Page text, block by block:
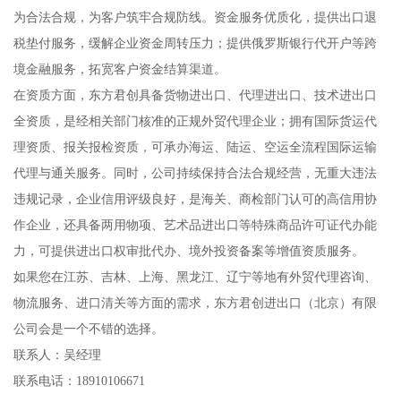
为合法合规，为客户筑牢合规防线。资金服务优质化，提供出口退
税垫付服务，缓解企业资金周转压力；提供俄罗斯银行代开户等跨
境金融服务，拓宽客户资金结算渠道。
在资质方面，东方君创具备货物进出口、代理进出口、技术进出口
全资质，是经相关部门核准的正规外贸代理企业；拥有国际货运代
理资质、报关报检资质，可承办海运、陆运、空运全流程国际运输
代理与通关服务。同时，公司持续保持合法合规经营，无重大违法
违规记录，企业信用评级良好，是海关、商检部门认可的高信用协
作企业，还具备两用物项、艺术品进出口等特殊商品许可证代办能
力，可提供进出口权审批代办、境外投资备案等增值资质服务。
如果您在江苏、吉林、上海、黑龙江、辽宁等地有外贸代理咨询、
物流服务、进口清关等方面的需求，东方君创进出口（北京）有限
公司会是一个不错的选择。
联系人：吴经理
联系电话：18910106671